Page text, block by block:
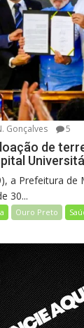
Gonçalves 5
de
a Prefeitura de
30...
Ouro Preto